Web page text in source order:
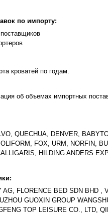
по импорту:
кроватей по годам.
об объемах импортных
QUECHUA, DENVER,
FOX, URM, NORFIN,
HILDING ANDERS
FLORENCE BED SDN BHD
GUOXIN GROUP
TOP LEISURE CO., LTD,